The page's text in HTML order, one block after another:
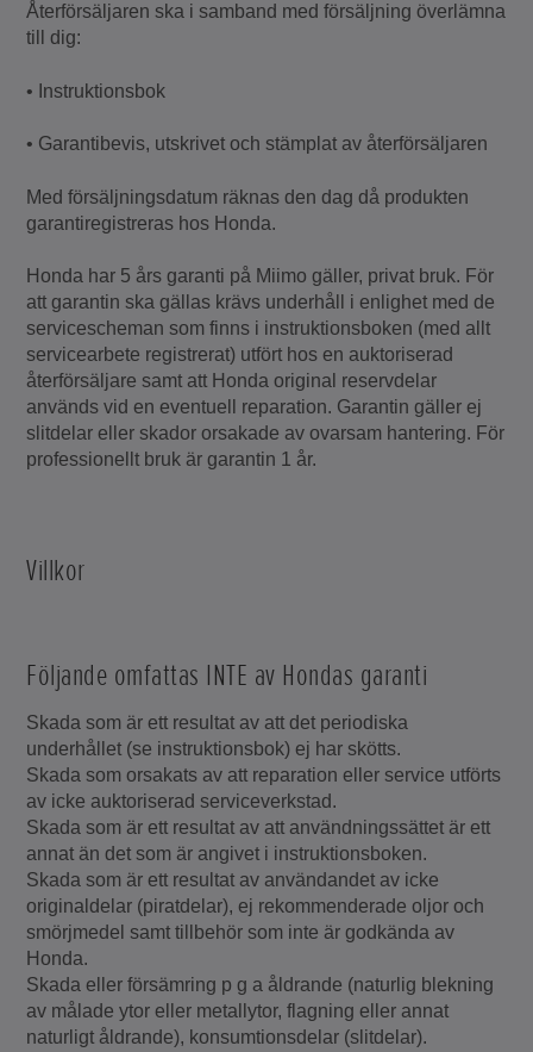
Återförsäljaren ska i samband med försäljning överlämna
till dig:
• Instruktionsbok
• Garantibevis, utskrivet och stämplat av återförsäljaren
Med försäljningsdatum räknas den dag då produkten
garantiregistreras hos Honda.
Honda har 5 års garanti på Miimo gäller, privat bruk. För
att garantin ska gällas krävs underhåll i enlighet med de
servicescheman som finns i instruktionsboken (med allt
servicearbete registrerat) utfört hos en auktoriserad
återförsäljare samt att Honda original reservdelar
används vid en eventuell reparation. Garantin gäller ej
slitdelar eller skador orsakade av ovarsam hantering. För
professionellt bruk är garantin 1 år.
Villkor
Följande omfattas INTE av Hondas garanti
Skada som är ett resultat av att det periodiska
underhållet (se instruktionsbok) ej har skötts.
Skada som orsakats av att reparation eller service utförts
av icke auktoriserad serviceverkstad.
Skada som är ett resultat av att användningssättet är ett
annat än det som är angivet i instruktionsboken.
Skada som är ett resultat av användandet av icke
originaldelar (piratdelar), ej rekommenderade oljor och
smörjmedel samt tillbehör som inte är godkända av
Honda.
Skada eller försämring p g a åldrande (naturlig blekning
av målade ytor eller metallytor, flagning eller annat
naturligt åldrande), konsumtionsdelar (slitdelar).